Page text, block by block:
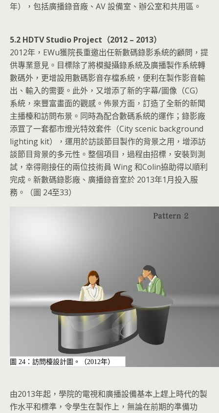
年），包括廣播錄音廠、AV 設備室、辦公室和共用區。
5.2 HDTV Studio Project（2012 – 2013）
2012年，EWu獲院長重邀出任新數碼錄影系統的顧問，提
供專業意見。目標除了將模擬攝錄系統及廣播製作系統轉
數碼外，更增設用數碼影音存檔系統，便利在製作影音輸
出、輸入的需要。此外，又增添了新的字幕/圖像（CG）
系統，來豐富畫面的觀感。佈景方面，訂造了全新的新聞
主播檯和訪問布景。同時為配合數碼系統的運作；錄影廠
添罝了一套都市燈光特效套件（City scenic background
lighting kit），運用於訪談節目製作的背景之用，增添訪
談節目背景的多元性。整個項目，過程由招標，安裝到測
試，幸得剛接任的兩位技術員 Wing 和Colin拹助得以順利
完成。新數碼錄影廠、廣播錄音室於 2013年1月投入服
務。（圖 24至33）
圖 24：訪問檯設計圖。（2012年）
由2013年起，學院的電視和廣播設備基本上趕上時代的製
作水平和標準，令學生在製作上，無論在前期的準備功